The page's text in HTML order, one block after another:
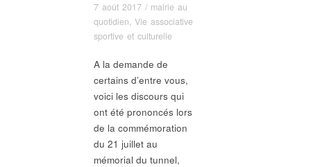
7 août 2017/ mairie au
quotidien, Vie associative
sportive et culturelle
A la demande de
certains d’entre vous,
voici les discours qui
ont été prononcés lors
de la commémoration
du 21 juillet au
mémorial du tunnel,